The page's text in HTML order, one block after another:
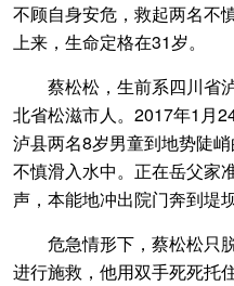
不顾自身安危，救起两名不
上来，生命定格在31岁。
蔡松松，生前系四川省
北省松滋市人。2017年1月
泸县两名8岁男童到地势陡
不慎滑入水中。正在岳父家
声，本能地冲出院门奔到堤坝
危急情形下，蔡松松只
进行施救，他用双手死死托